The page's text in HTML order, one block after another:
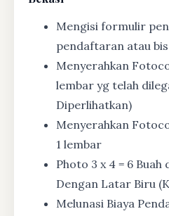
Mengisi formulir
pendaftaran atau
Menyerahkan
lembar yg telah
Diperlihatkan)
Menyerahkan
1 lembar
Photo 3 x 4 = 6 Buah
Dengan Latar Biru
Melunasi Biaya